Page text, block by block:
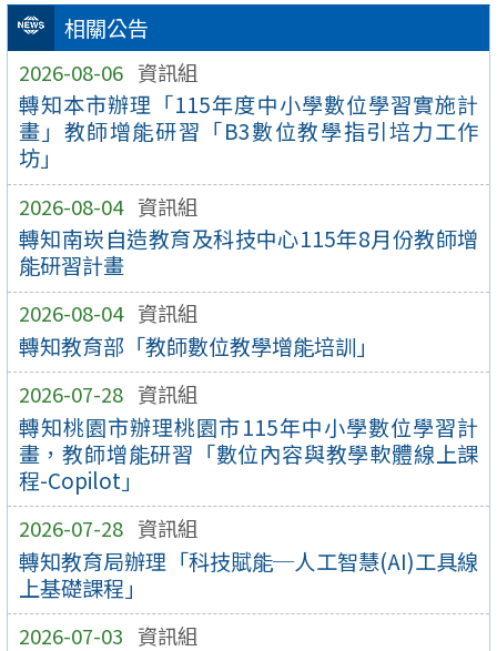
相關公告
2026-08-06 資訊組
轉知本市辦理「115年度中小學數位學習實施計
畫」教師增能研習「B3數位教學指引培力工作
坊」
2026-08-04 資訊組
轉知南崁自造教育及科技中心115年8月份教師增
能研習計畫
2026-08-04 資訊組
轉知教育部「教師數位教學增能培訓」
2026-07-28 資訊組
轉知桃園市辦理桃園市115年中小學數位學習計
畫，教師增能研習「數位內容與教學軟體線上課
程-Copilot」
2026-07-28 資訊組
轉知教育局辦理「科技賦能─人工智慧(AI)工具線
上基礎課程」
2026-07-03 資訊組